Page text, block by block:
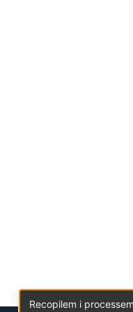
Recopilem i